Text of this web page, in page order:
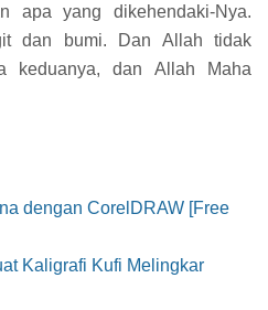
apa yang dikehendaki-Nya.
dan bumi. Dan Allah tidak
keduanya, dan Allah Maha
dengan CorelDRAW [Free
Kaligrafi Kufi Melingkar